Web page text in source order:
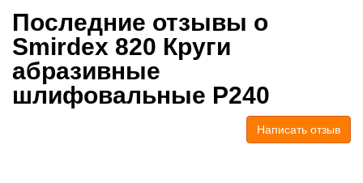
Последние отзывы о
Smirdex 820 Круги
абразивные
шлифовальные P240
Написать отзыв